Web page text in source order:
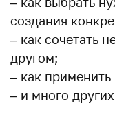
создания
– как сочетать
другом;
– как применить
– и много